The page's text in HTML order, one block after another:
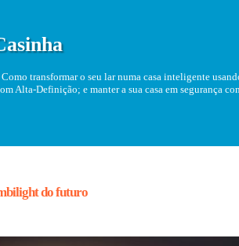
transformar o seu lar numa casa inteligente
Alta-Definição; e manter a sua casa em segurança
do futuro